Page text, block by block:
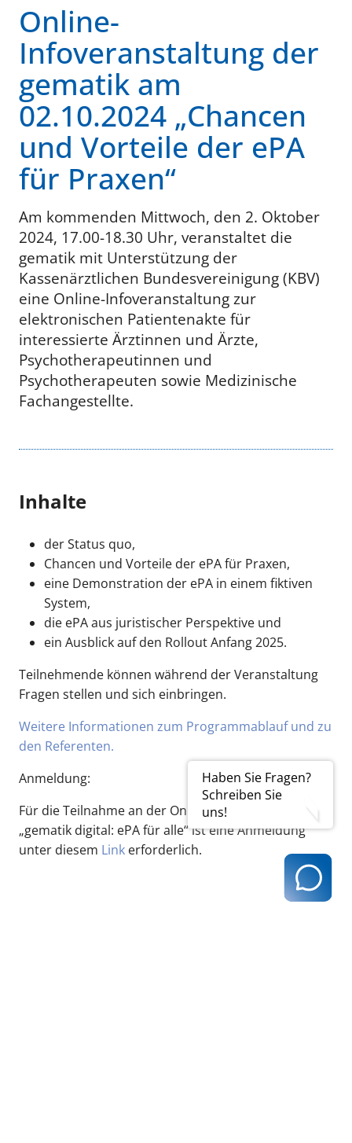
Haben Sie Fragen?
Schreiben Sie
uns!
Online-
Infoveranstaltung der
gematik am
02.10.2024 „Chancen
und Vorteile der ePA
für Praxen“
Am kommenden Mittwoch, den 2. Oktober
2024, 17.00-18.30 Uhr, veranstaltet die
gematik mit Unterstützung der
Kassenärztlichen Bundesvereinigung (KBV)
eine Online-Infoveranstaltung zur
elektronischen Patientenakte für
interessierte Ärztinnen und Ärzte,
Psychotherapeutinnen und
Psychotherapeuten sowie Medizinische
Fachangestellte.
Inhalte
der Status quo,
Chancen und Vorteile der ePA für Praxen,
eine Demonstration der ePA in einem fiktiven
System,
die ePA aus juristischer Perspektive und
ein Ausblick auf den Rollout Anfang 2025.
Teilnehmende können während der Veranstaltung
Fragen stellen und sich einbringen.
Weitere Informationen zum Programmablauf und zu
den Referenten.
Anmeldung:
Für die Teilnahme an der Online-Veranstaltung
„gematik digital: ePA für alle“ ist eine Anmeldung
unter diesem Link erforderlich.